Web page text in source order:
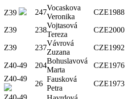
Z39 247
Vocaskova
Veronika
CZE1988
Z39 238
Vojtasová
Tereza
CZE2000
Z39 237
Vávrová
Zuzana
CZE1992
Z40-49 204
Bohuslavová
Marta
CZE1976
Z40-49
26
Fausková
Petra
CZE1973
Z40-49